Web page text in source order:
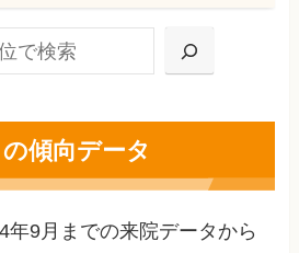
傾向データ
年9月までの来院データから